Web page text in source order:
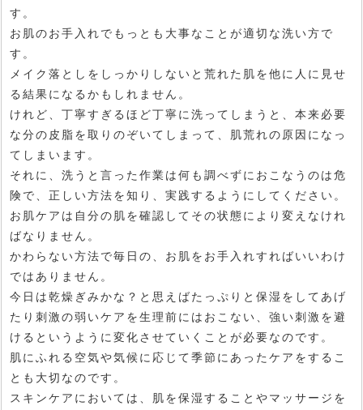
す。
お肌のお手入れでもっとも大事なことが適切な洗い方で
す。
メイク落としをしっかりしないと荒れた肌を他に人に見せ
る結果になるかもしれません。
けれど、丁寧すぎるほど丁寧に洗ってしまうと、本来必要
な分の皮脂を取りのぞいてしまって、肌荒れの原因になっ
てしまいます。
それに、洗うと言った作業は何も調べずにおこなうのは危
険で、正しい方法を知り、実践するようにしてください。
お肌ケアは自分の肌を確認してその状態により変えなけれ
ばなりません。
かわらない方法で毎日の、お肌をお手入れすればいいわけ
ではありません。
今日は乾燥ぎみかな？と思えばたっぷりと保湿をしてあげ
たり刺激の弱いケアを生理前にはおこない、強い刺激を避
けるというように変化させていくことが必要なのです。
肌にふれる空気や気候に応じて季節にあったケアをするこ
とも大切なのです。
スキンケアにおいては、肌を保湿することやマッサージを